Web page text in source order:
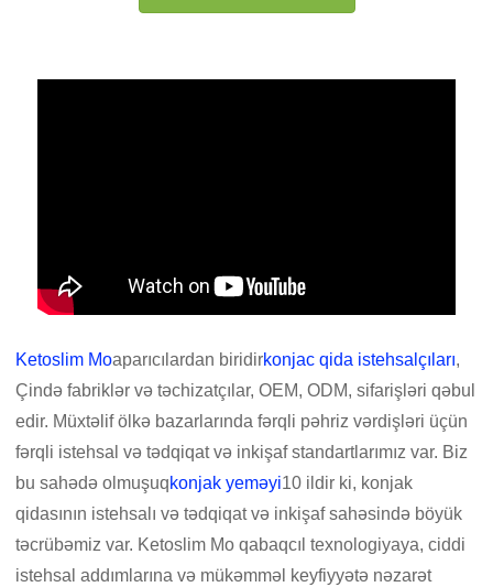
Ketoslim Moaparıcılardan biridirkonjac qida istehsalçıları,
Çində fabriklər və təchizatçılar, OEM, ODM, sifarişləri qəbul
edir. Müxtəlif ölkə bazarlarında fərqli pəhriz vərdişləri üçün
fərqli istehsal və tədqiqat və inkişaf standartlarımız var. Biz
bu sahədə olmuşuqkonjak yeməyi10 ildir ki, konjak
qidasının istehsalı və tədqiqat və inkişaf sahəsində böyük
təcrübəmiz var. Ketoslim Mo qabaqcıl texnologiyaya, ciddi
istehsal addımlarına və mükəmməl keyfiyyətə nəzarət